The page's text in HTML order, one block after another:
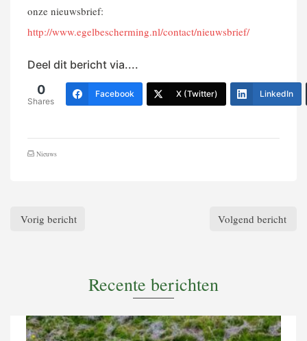
onze nieuwsbrief:
http://www.egelbescherming.nl/contact/nieuwsbrief/
Deel dit bericht via....
0
Shares
Facebook X (Twitter) LinkedIn
Nieuws
Vorig bericht Volgend bericht
Recente berichten